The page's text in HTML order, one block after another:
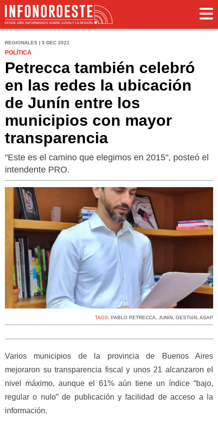
REGIONALES | 3 DEC 2021
POLÍTICA
Petrecca también celebró
en las redes la ubicación
de Junín entre los
municipios con mayor
transparencia
"Este es el camino que elegimos en 2015", posteó el
intendente PRO.
TAGS: PABLO PETRECCA, JUNíN, GESTIóN, ASAP
Varios municipios de la provincia de Buenos Aires
mejoraron su transparencia fiscal y unos 21 alcanzaron el
nivel máximo, aunque el 61% aún tiene un índice “bajo,
regular o nulo” de publicación y facilidad de acceso a la
información.